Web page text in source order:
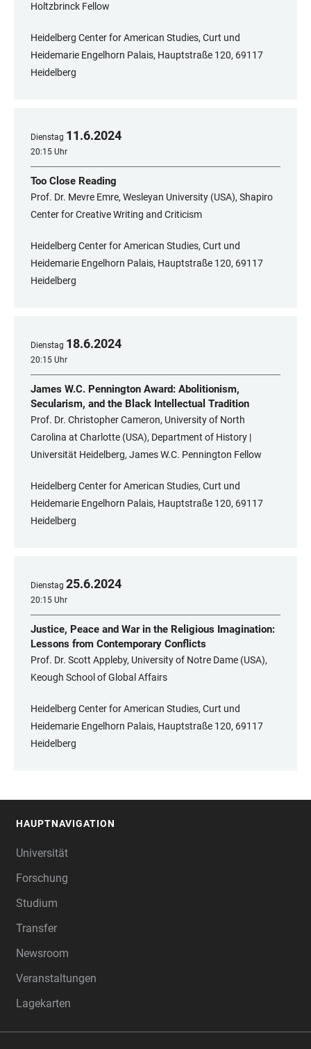
Holtzbrinck Fellow
Heidelberg Center for American Studies, Curt und
Heidemarie Engelhorn Palais, Hauptstraße 120, 69117
Heidelberg
Dienstag 11.6.2024
20:15 Uhr
Too Close Reading
Prof. Dr. Mevre Emre, Wesleyan University (USA), Shapiro
Center for Creative Writing and Criticism
Heidelberg Center for American Studies, Curt und
Heidemarie Engelhorn Palais, Hauptstraße 120, 69117
Heidelberg
Dienstag 18.6.2024
20:15 Uhr
James W.C. Pennington Award: Abolitionism,
Secularism, and the Black Intellectual Tradition
Prof. Dr. Christopher Cameron, University of North
Carolina at Charlotte (USA), Department of History |
Universität Heidelberg, James W.C. Pennington Fellow
Heidelberg Center for American Studies, Curt und
Heidemarie Engelhorn Palais, Hauptstraße 120, 69117
Heidelberg
Dienstag 25.6.2024
20:15 Uhr
Justice, Peace and War in the Religious Imagination:
Lessons from Contemporary Conflicts
Prof. Dr. Scott Appleby, University of Notre Dame (USA),
Keough School of Global Affairs
Heidelberg Center for American Studies, Curt und
Heidemarie Engelhorn Palais, Hauptstraße 120, 69117
Heidelberg
HAUPTNAVIGATION
Universität
Forschung
Studium
Transfer
Newsroom
Veranstaltungen
Lagekarten